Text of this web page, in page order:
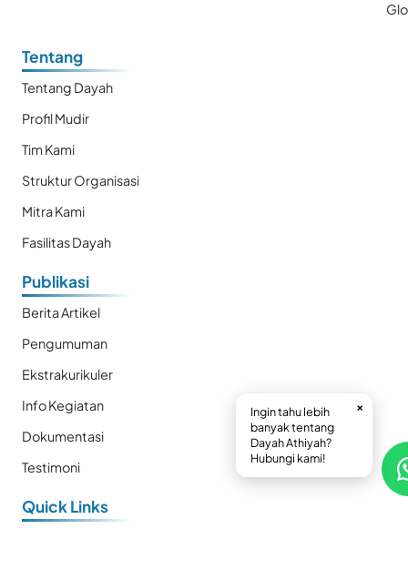
Tentang
Tentang Dayah
Profil Mudir
Tim Kami
Struktur Organisasi
Mitra Kami
Fasilitas Dayah
Publikasi
Berita Artikel
Pengumuman
Ekstrakurikuler
Info Kegiatan
Dokumentasi
Testimoni
Quick Links
Ingin tahu lebih
banyak tentang
Dayah Athiyah?
Hubungi kami!
×